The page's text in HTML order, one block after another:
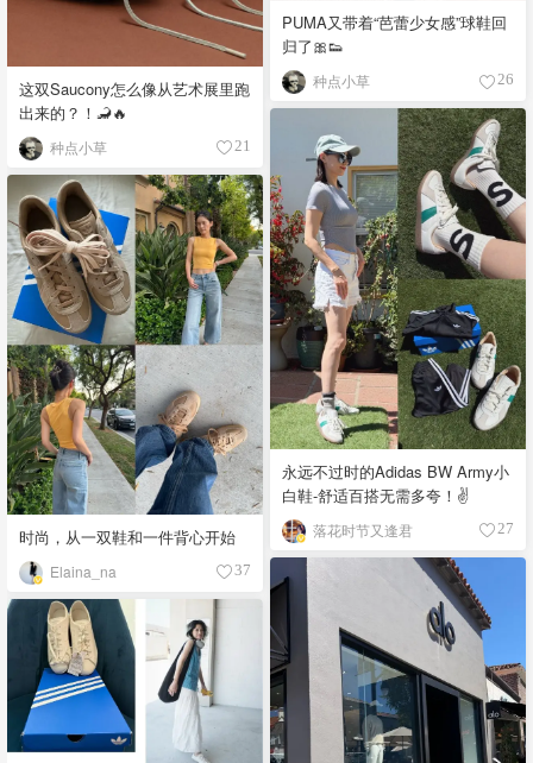
这双Saucony怎么像从艺术展里跑
出来的？！🦂🔥
种点小草 21
PUMA又带着“芭蕾少女感”球鞋回
归了🎀👟
种点小草 26
永远不过时的Adidas BW Army小
白鞋-舒适百搭无需多夸！✌️
落花时节又逢君 27
时尚，从一双鞋和一件背心开始
Elaina_na 37